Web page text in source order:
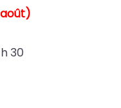
août)
30